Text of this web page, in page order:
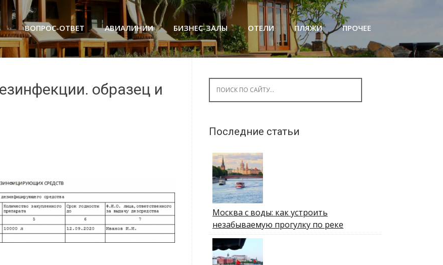
ПРОЧЕЕ
ПЛЯЖИ
ОТЕЛИ
БИЗНЕС-ЗАЛЫ
АВИАЛИНИИ
ВОПРОС-ОТВЕТ
образец и
Последние статьи
Москва с воды: как устроить
незабываемую прогулку по реке